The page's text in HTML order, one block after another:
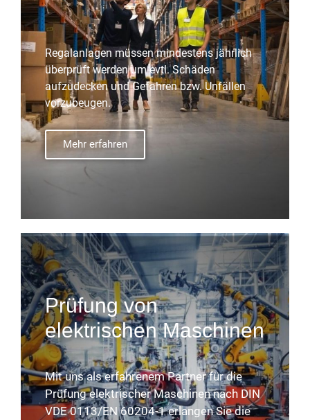
Regalanlagen müssen mindestens jährlich
überprüft werden um evtl. Schäden
aufzudecken und Gefahren bzw. Unfällen
vorzubeugen.
Mehr erfahren
Prüfung von
elektrischen Maschinen
Mit uns als erfahrenem Partner für die
Prüfung elektrischer Maschinen nach DIN
VDE 0113/EN 60204-1 erlangen Sie die